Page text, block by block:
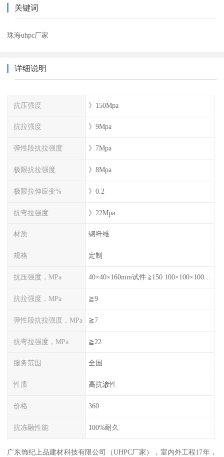
关键词
珠海uhpc厂家
详细说明
抗压强度 》150Mpa
抗拉强度 》9Mpa
弹性段抗拉强度 》7Mpa
极限抗拉强度 》8Mpa
极限拉伸应变% 》0.2
抗弯拉强度 》22Mpa
材质 钢纤维
规格 定制
抗压强度，MPa 40×40×160mm试件 ≧150 100×100×100mm试件≧120
抗拉强度，MPa ≧9
弹性段抗拉强度，MPa ≧7
抗弯拉强度，MPa ≧22
服务范围 全国
性质 高抗渗性
价格 360
抗冻融性能 100%耐久
广东饰纪上品建材科技有限公司（UHPC厂家），室内外工程17年，